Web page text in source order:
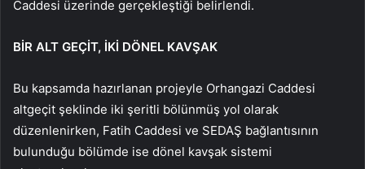
Caddesi üzerinde gerçekleştiği belirlendi.
BİR ALT GEÇİT, İKİ DÖNEL KAVŞAK
Bu kapsamda hazırlanan projeyle Orhangazi Caddesi
altgeçit şeklinde iki şeritli bölünmüş yol olarak
düzenlenirken, Fatih Caddesi ve SEDAŞ bağlantısının
bulunduğu bölümde ise dönel kavşak sistemi